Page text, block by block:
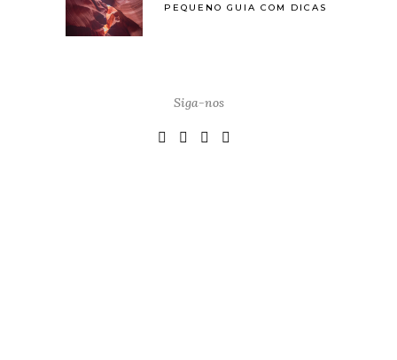
PEQUENO GUIA COM DICAS
Siga-nos